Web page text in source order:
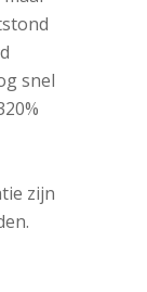
snel
zijn